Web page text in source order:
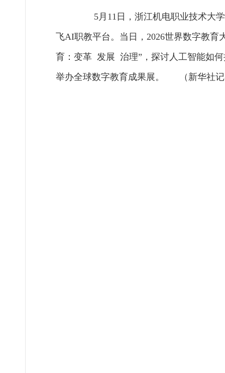
5月11日，浙江机电职业技术大学
飞AI职教平台。当日，2026世界数字教育
育：变革 发展 治理”，探讨人工智能如
举办全球数字教育成果展。 （新华社